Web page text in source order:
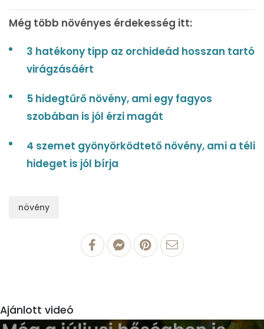
Még több növényes érdekesség itt:
3 hatékony tipp az orchideád hosszan tartó
virágzásáért
5 hidegtűrő növény, ami egy fagyos
szobában is jól érzi magát
4 szemet gyönyörködtető növény, ami a téli
hideget is jól bírja
növény
Ajánlott videó